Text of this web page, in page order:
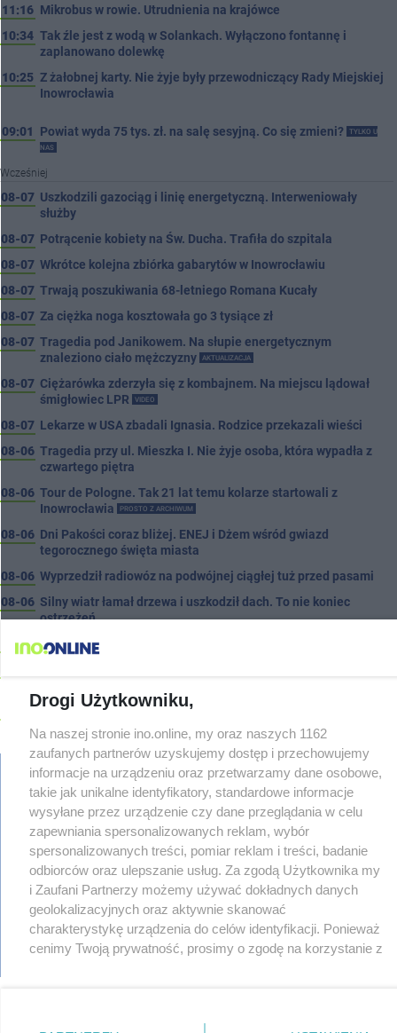
11:16 Mikrobus w rowie. Utrudnienia na krajówce
10:34 Tak źle jest z wodą w Solankach. Wyłączono fontannę i
zaplanowano dolewkę
10:25 Z żałobnej karty. Nie żyje były przewodniczący Rady Miejskiej
Inowrocławia
09:01 Powiat wyda 75 tys. zł. na salę sesyjną. Co się zmieni?
TYLKO U
NAS
Wcześniej
08-07 Uszkodzili gazociąg i linię energetyczną. Interweniowały
służby
08-07 Potrącenie kobiety na Św. Ducha. Trafiła do szpitala
08-07 Wkrótce kolejna zbiórka gabarytów w Inowrocławiu
08-07 Trwają poszukiwania 68-letniego Romana Kucały
08-07 Za ciężka noga kosztowała go 3 tysiące zł
08-07 Tragedia pod Janikowem. Na słupie energetycznym
znaleziono ciało mężczyzny
AKTUALIZACJA
08-07 Ciężarówka zderzyła się z kombajnem. Na miejscu lądował
śmigłowiec LPR
VIDEO
08-07 Lekarze w USA zbadali Ignasia. Rodzice przekazali wieści
08-06 Tragedia przy ul. Mieszka I. Nie żyje osoba, która wypadła z
czwartego piętra
08-06 Tour de Pologne. Tak 21 lat temu kolarze startowali z
Inowrocławia
PROSTO Z ARCHIWUM
08-06 Dni Pakości coraz bliżej. ENEJ i Dżem wśród gwiazd
tegorocznego święta miasta
08-06 Wyprzedził radiowóz na podwójnej ciągłej tuż przed pasami
08-06 Silny wiatr łamał drzewa i uszkodził dach. To nie koniec
ostrzeżeń
08-06 Autobusy wróciły na Cegielną. Koniec remontu zatok
08-05 Inowrocław w "gorącej" czołówce. Według analizy Onetu nasze
miasto jest jednym z najbardziej narażonych na upały
08-05 Kombajn wpadł do rowu, są utrudnienia
08-05 Zmiany dla pasażerów na trasie Rojewo-Inowrocław
W sobotę Kujawski Festiwal Pieśni Ludowej
08-05 Podczas burzy ucierpiał komin. Konieczna była interwencja
strażaków
08-05 Kto siedział za kierownicą Golfa? Kierowca zbiegł po kolizji
08-05 Hala się zmienia. Remont, nowe nagłośnienie, a przed
wejściem stanie QEMETICA ARENA TYLKO U NAS
19 września pierwszy ligowy mecz Noteci. Znamy cały
terminarz
regulamin
reklama
redakcja
pliki cookies
prywatność
reklamacje
gowork.pl
oferty pracy
© copyright 2000-2026 Ino-online Media
Drogi Użytkowniku,
Na naszej stronie ino.online, my oraz naszych 1162
zaufanych partnerów uzyskujemy dostęp i przechowujemy
informacje na urządzeniu oraz przetwarzamy dane osobowe,
takie jak unikalne identyfikatory, standardowe informacje
wysyłane przez urządzenie czy dane przeglądania w celu
zapewniania spersonalizowanych reklam, wybór
spersonalizowanych treści, pomiar reklam i treści, badanie
odbiorców oraz ulepszanie usług. Za zgodą Użytkownika my
i Zaufani Partnerzy możemy używać dokładnych danych
geolokalizacyjnych oraz aktywnie skanować
charakterystykę urządzenia do celów identyfikacji. Ponieważ
cenimy Twoją prywatność, prosimy o zgodę na korzystanie z
. Niektóre rodzaje przetwarzania